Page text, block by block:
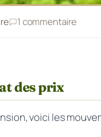
1 commentaire
des prix
voici les